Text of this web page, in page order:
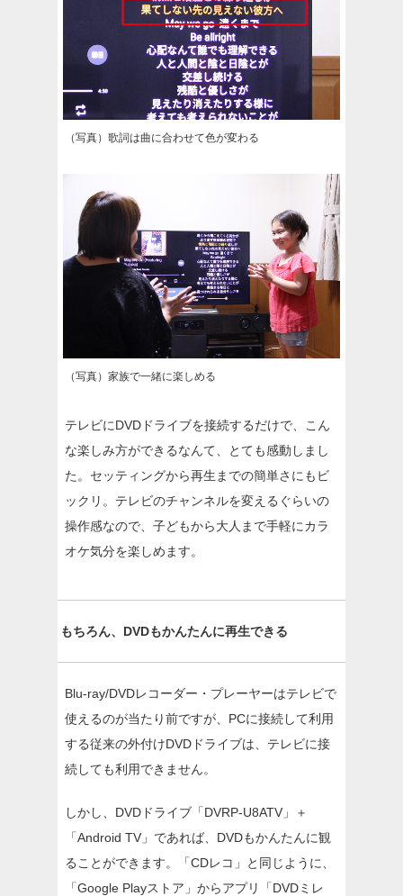
（写真）歌詞は曲に合わせて色が変わる
（写真）家族で一緒に楽しめる
テレビにDVDドライブを接続するだけで、こん
な楽しみ方ができるなんて、とても感動しまし
た。セッティングから再生までの簡単さにもビ
ックリ。テレビのチャンネルを変えるぐらいの
操作感なので、子どもから大人まで手軽にカラ
オケ気分を楽しめます。
もちろん、DVDもかんたんに再生できる
Blu-ray/DVDレコーダー・プレーヤーはテレビで
使えるのが当たり前ですが、PCに接続して利用
する従来の外付けDVDドライブは、テレビに接
続しても利用できません。
しかし、DVDドライブ「DVRP-U8ATV」＋
「Android TV」であれば、DVDもかんたんに観
ることができます。「CDレコ」と同じように、
「Google Playストア」からアプリ「DVDミレ